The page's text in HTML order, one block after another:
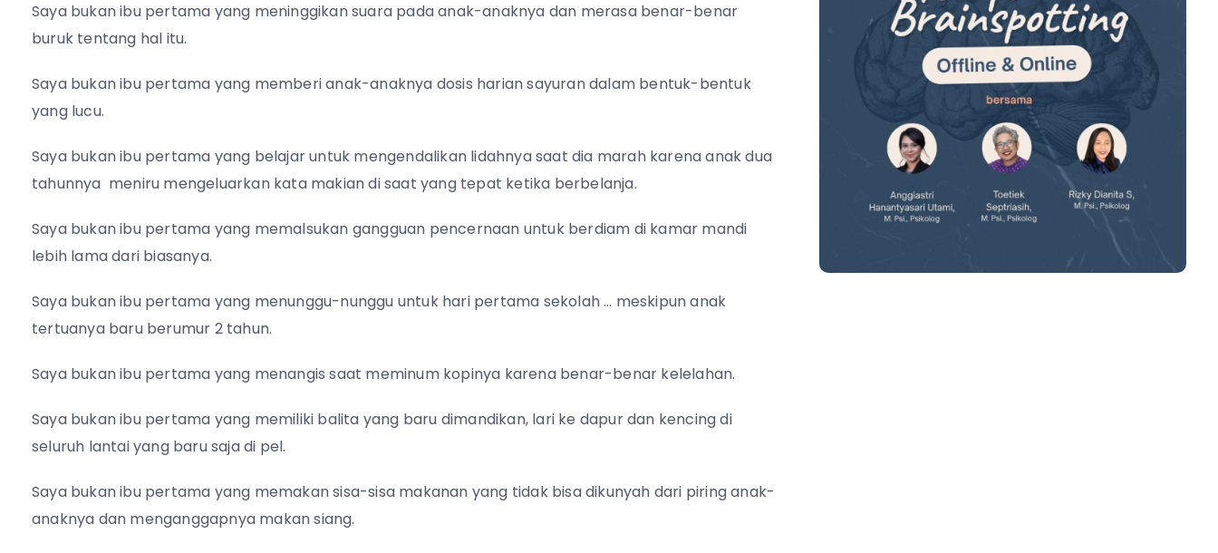
Saya bukan ibu pertama yang meninggikan suara pada anak-anaknya dan merasa benar-benar
buruk tentang hal itu.
Saya bukan ibu pertama yang memberi anak-anaknya dosis harian sayuran dalam bentuk-bentuk
yang lucu.
Saya bukan ibu pertama yang belajar untuk mengendalikan lidahnya saat dia marah karena anak dua
tahunnya meniru mengeluarkan kata makian di saat yang tepat ketika berbelanja.
Saya bukan ibu pertama yang memalsukan gangguan pencernaan untuk berdiam di kamar mandi
lebih lama dari biasanya.
Saya bukan ibu pertama yang menunggu-nunggu untuk hari pertama sekolah … meskipun anak
tertuanya baru berumur 2 tahun.
Saya bukan ibu pertama yang menangis saat meminum kopinya karena benar-benar kelelahan.
Saya bukan ibu pertama yang memiliki balita yang baru dimandikan, lari ke dapur dan kencing di
seluruh lantai yang baru saja di pel.
Saya bukan ibu pertama yang memakan sisa-sisa makanan yang tidak bisa dikunyah dari piring anak-
anaknya dan menganggapnya makan siang.